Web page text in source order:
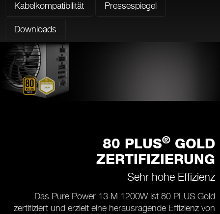
Kabelkompatibilität Pressespiegel
Downloads
80 PLUS® GOLD
ZERTIFIZIERUNG
Sehr hohe Effizienz
Das Pure Power 13 M 1200W ist 80 PLUS Gold
zertifiziert und erzielt eine herausragende Effizienz von